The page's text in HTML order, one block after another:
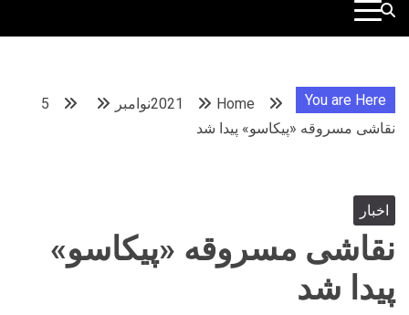
You are Here
Home
2021نوامبر
5
نقاشی‌ مسروقه «پیکاسو» پیدا شد
اخبار
نقاشی‌ مسروقه «پیکاسو»
پیدا شد